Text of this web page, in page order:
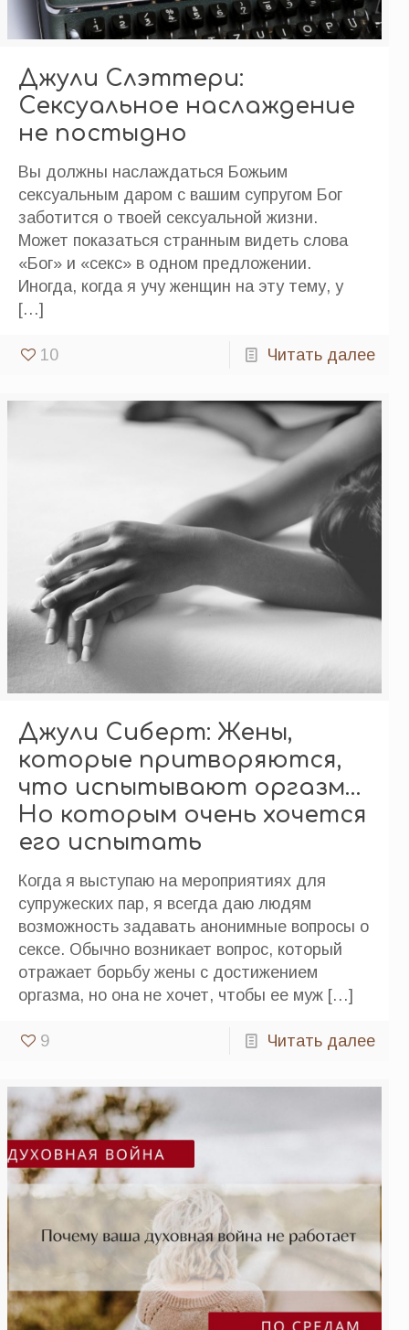
Джули Слэттери:
Сексуальное наслаждение
не постыдно
Вы должны наслаждаться Божьим
сексуальным даром с вашим супругом Бог
заботится о твоей сексуальной жизни.
Может показаться странным видеть слова
«Бог» и «секс» в одном предложении.
Иногда, когда я учу женщин на эту тему, у
[…]
10 Читать далее
Джули Сиберт: Жены,
которые притворяются,
что испытывают оргазм…
Но которым очень хочется
его испытать
Когда я выступаю на мероприятиях для
супружеских пар, я всегда даю людям
возможность задавать анонимные вопросы о
сексе. Обычно возникает вопрос, который
отражает борьбу жены с достижением
оргазма, но она не хочет, чтобы ее муж […]
9 Читать далее